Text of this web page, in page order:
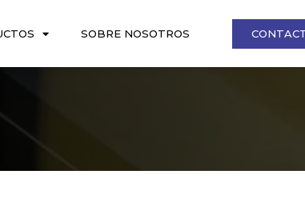
SOBRE NOSOTROS